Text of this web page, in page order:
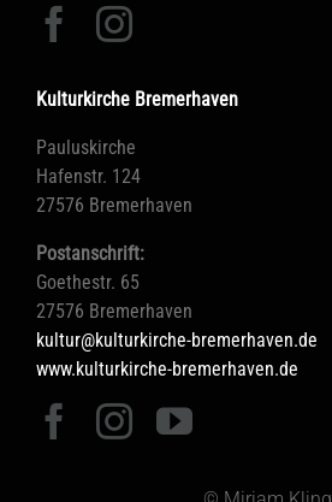
Kulturkirche Bremerhaven
Pauluskirche
Hafenstr. 124
27576 Bremerhaven
Postanschrift:
Goethestr. 65
27576 Bremerhaven
kultur@kulturkirche-bremerhaven.de
www.kulturkirche-bremerhaven.de